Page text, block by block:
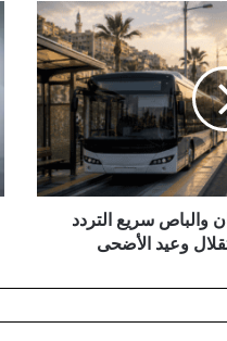
والباص سريع التردد
وعيد الأضحى